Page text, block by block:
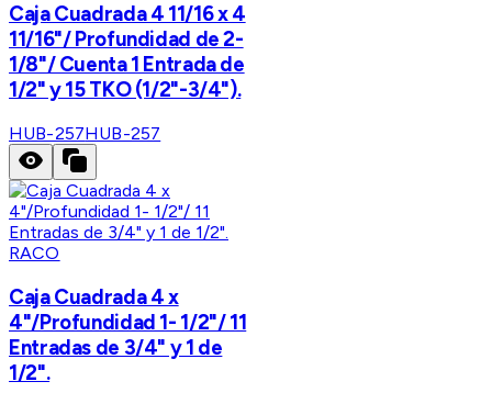
Caja Cuadrada 4 11/16 x 4
11/16"/ Profundidad de 2-
1/8"/ Cuenta 1 Entrada de
1/2" y 15 TKO (1/2"-3/4").
HUB-257HUB-257
RACO
Caja Cuadrada 4 x
4"/Profundidad 1- 1/2"/ 11
Entradas de 3/4" y 1 de
1/2".